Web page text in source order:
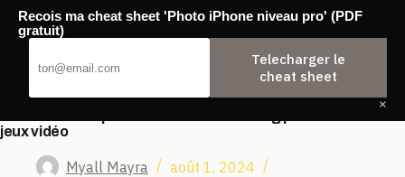
Passer
contenu
Agence Backwash
jeux vidéo
Myall Mayra
août 1, 2024
Recois ma cheat sheet 'Photo iPhone niveau pro' (PDF
gratuit)
Telecharger le
cheat sheet
×